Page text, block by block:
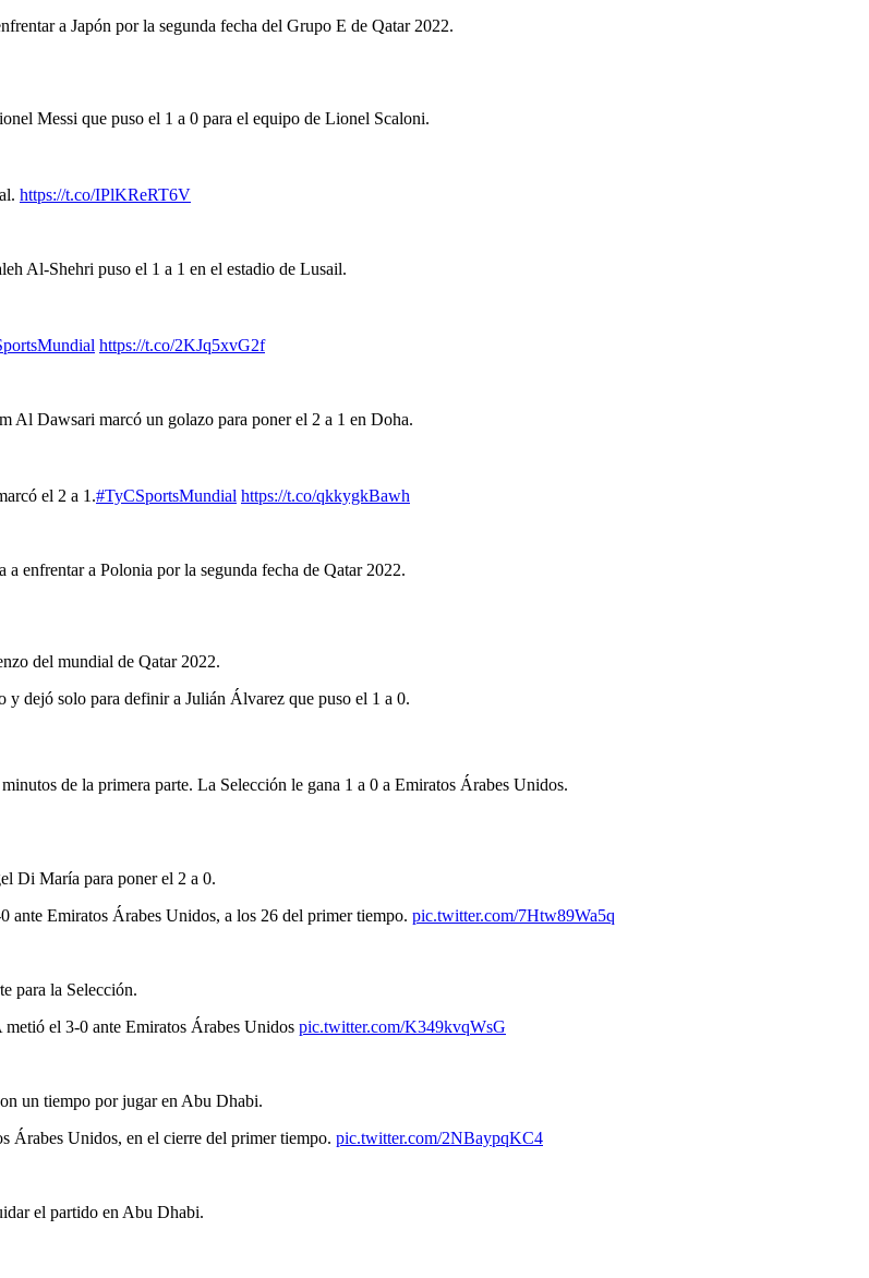
a Japón por la segunda fecha del Grupo E de Qatar 2022.
Messi que puso el 1 a 0 para el equipo de Lionel Scaloni.
https://t.co/IPlKReRT6V
Al-Shehri puso el 1 a 1 en el estadio de Lusail.
https://t.co/2KJq5xvG2f
Al Dawsari marcó un golazo para poner el 2 a 1 en Doha.
el 2 a 1.#TyCSportsMundial https://t.co/qkkygkBawh
enfrentar a Polonia por la segunda fecha de Qatar 2022.
del mundial de Qatar 2022.
dejó solo para definir a Julián Álvarez que puso el 1 a 0.
de la primera parte. La Selección le gana 1 a 0 a Emiratos Árabes Unidos.
Di María para poner el 2 a 0.
Emiratos Árabes Unidos, a los 26 del primer tiempo. pic.twitter.com/7Htw89Wa5q
para la Selección.
el 3-0 ante Emiratos Árabes Unidos pic.twitter.com/K349kvqWsG
un tiempo por jugar en Abu Dhabi.
Unidos, en el cierre del primer tiempo. pic.twitter.com/2NBaypqKC4
el partido en Abu Dhabi.